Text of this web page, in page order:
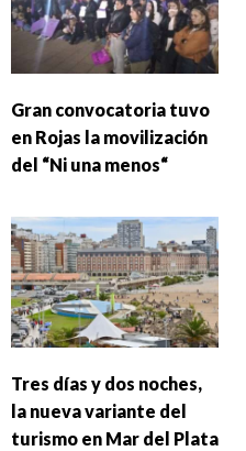
Gran convocatoria tuvo
en Rojas la movilización
del “Ni una menos“
Tres días y dos noches,
la nueva variante del
turismo en Mar del Plata